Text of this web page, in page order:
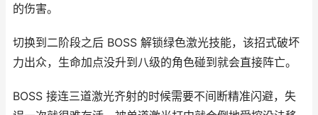
的伤害。
切换到二阶段之后 BOSS 解锁绿色激光技能，该招式破坏
力出众，生命加点没升到八级的角色碰到就会直接阵亡。
BOSS 接连三道激光齐射的时候需要不间断精准闪避，失